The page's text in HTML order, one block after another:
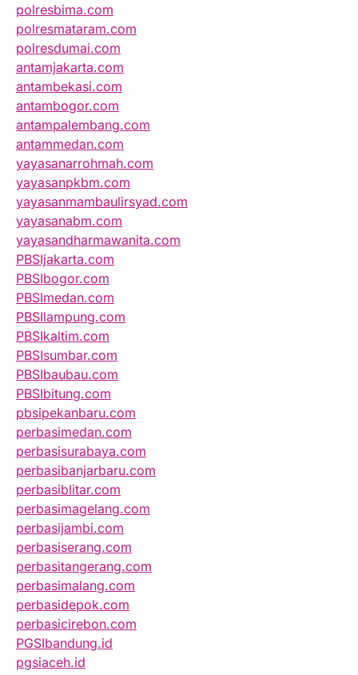
polresbima.com
polresmataram.com
polresdumai.com
antamjakarta.com
antambekasi.com
antambogor.com
antampalembang.com
antammedan.com
yayasanarrohmah.com
yayasanpkbm.com
yayasanmambaulirsyad.com
yayasanabm.com
yayasandharmawanita.com
PBSIjakarta.com
PBSIbogor.com
PBSImedan.com
PBSIlampung.com
PBSIkaltim.com
PBSIsumbar.com
PBSIbaubau.com
PBSIbitung.com
pbsipekanbaru.com
perbasimedan.com
perbasisurabaya.com
perbasibanjarbaru.com
perbasiblitar.com
perbasimagelang.com
perbasijambi.com
perbasiserang.com
perbasitangerang.com
perbasimalang.com
perbasidepok.com
perbasicirebon.com
PGSIbandung.id
pgsiaceh.id